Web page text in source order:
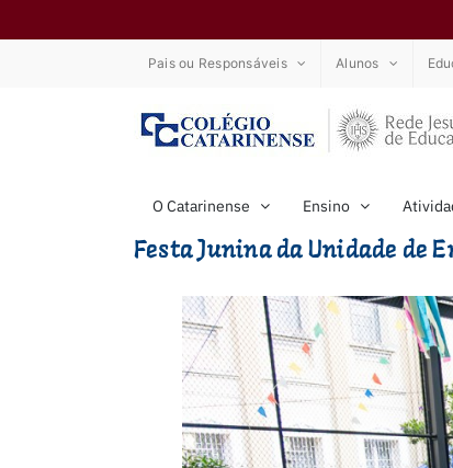
Pais ou Responsáveis Alunos
O Catarinense Ensino
Festa Junina da Unidade de